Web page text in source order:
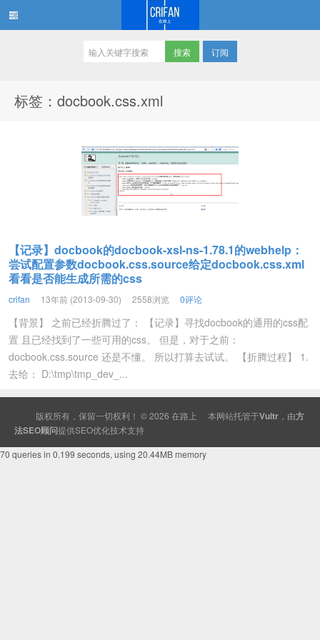
订阅
标签：docbook.css.xml
【记录】docbook的docbook-xsl-ns-1.78.1的webhelp：
尝试配置参数docbook.css.source给定docbook.css.xml
看看是否能生成所需的css
crifan 13年前 (2013-09-30) 2558浏览 0评论
【背景】 之前已经折腾过了： 【记录】寻找docbook的通用的css配
置 且已经找到了一些可用的css。 但是，对于之前：
docbook.css.source 还是不懂。 所以打算去试试。 【折腾过程】 1.
去给： D:\tmp\tmp_dev_...
版权所有，保留一切权利！ © 2026 在路上 本网站托管于Vultr ，由方
法SEO顾问提供SEO优化技术支持
70 queries in 0.199 seconds, using 20.44MB memory